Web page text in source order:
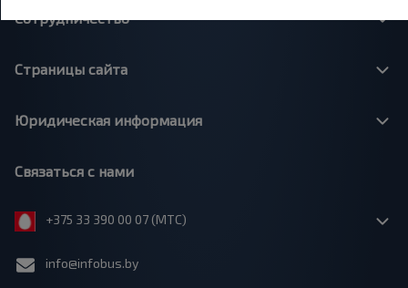
Сотрудничество
Страницы сайта
Юридическая информация
Связаться с нами
+375 33 390 00 07 (МТС)
info@infobus.by